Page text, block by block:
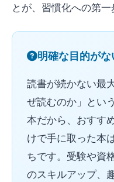
とが、習慣化への第一
明確な目的が
読書が続かない最
ぜ読むのか」とい
本だから、おすす
けで手に取った本
ちです。受験や資
のスキルアップ、